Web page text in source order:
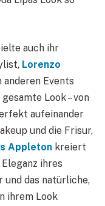
auch ihr
Lorenzo
Events
Look – von
aufeinander
und die Frisur,
Appleton kreiert
ihres
das natürliche,
ihrem Look